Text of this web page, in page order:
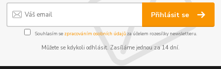
Přihlásit se
Souhlasím se zpracováním osobních údajůza účelem rozesílky newsletteru.
Můžete se kdykoli odhlásit. Zasíláme jednou za 14 dní.